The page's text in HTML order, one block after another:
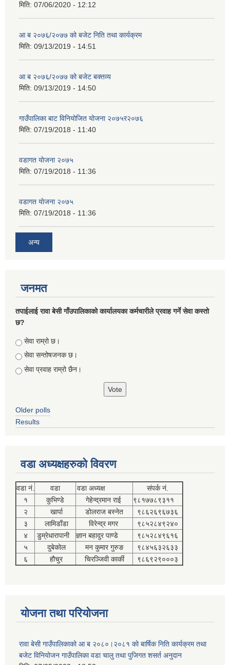
मिति: 07/06/2020 - 12:12
आ ब २०७६/२०७७ को बजेट निति तथा कार्यक्रम
मिति: 09/13/2019 - 14:51
आ ब २०७६/२०७७ को बजेट बक्तव्य
मिति: 09/13/2019 - 14:50
गाउँपालिका बाट विनियोजित योजना २०७५र२०७६
मिति: 07/19/2018 - 11:40
वडागत याेजना २०७५
मिति: 07/19/2018 - 11:36
वडागत याेजना २०७५
मिति: 07/19/2018 - 11:36
अन्य
जनमत
तपाईलाई रावा बेसी गाँउपालिकाको कार्यालयका कर्मचारीले प्रवाह गर्ने सेवा कस्तो
छ?
Choices
सेवा राम्रो छ।
सेवा सन्तोषजनक छ।
सेवा प्रवाह राम्रो छैन।
Older polls
Results
वडा अध्यक्षहरुको विवरण
वडा नं. वडा वडा अध्यक्ष
संपर्क नं.
१
कुभिण्डे गेहेन्द्रमान राई
९८१७७८९३११
२
खार्पा डोलराज बस्नेत
९८६२६९६७३६
३
लामिडाँडा विरेन्द्र मगर
९८५२८४९२४०
४
डुम्रेधारापानी ज्ञान बहादुर पाण्डे
९८५२८४९६१६
५
दुबेकोल मन कुमार गुरुङ
९८४५६३२६३३
६
हौचुर चिरञ्जिवी कार्की ९८६९२९०००३
योजना तथा परियोजना
रावा बेसी गाउँपालिकाको आ ब २०८०।२०८१ को बार्षिक निति कार्यक्रम तथा
बजेट विनियोजन गाउँपालिका वडा चालु तथा पुजिगत शसर्त अनुदान